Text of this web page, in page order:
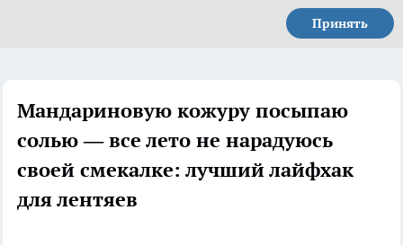
Принять
Мандариновую кожуру посыпаю
солью — все лето не нарадуюсь
своей смекалке: лучший лайфхак
для лентяев